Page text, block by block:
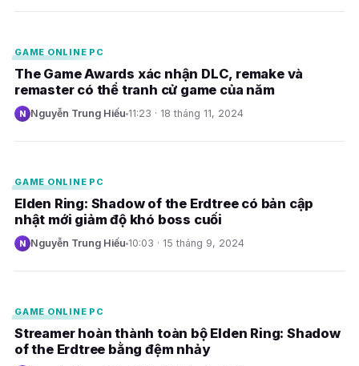
GAME ONLINE PC
The Game Awards xác nhận DLC, remake và
remaster có thể tranh cử game của năm
N Nguyễn Trung Hiếu 11:23 · 18 tháng 11, 2024
GAME ONLINE PC
Elden Ring: Shadow of the Erdtree có bản cập
nhật mới giảm độ khó boss cuối
N Nguyễn Trung Hiếu 10:03 · 15 tháng 9, 2024
GAME ONLINE PC
Streamer hoàn thành toàn bộ Elden Ring: Shadow
of the Erdtree bằng đệm nhảy